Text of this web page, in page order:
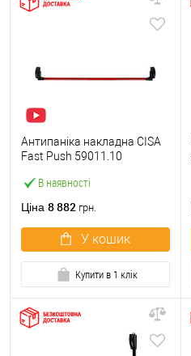
В наявності
Антипаніка накладна CISA
Fast Push 59011.10
штангою 1500 мм червона
Ціна 8 882 грн.
У кошик
Купити в 1 клік